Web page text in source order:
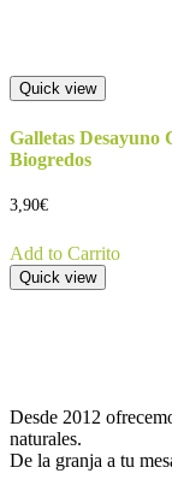
Quick view
Galletas Desayuno
Biogredos
3,90€
Add to Carrito
Quick view
Desde 2012
naturales.
De la granja a tu